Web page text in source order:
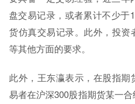
盘交易记录，或者累计不少于
货仿真交易记录。此外，投
等其他方面的要求。
此外，王东瀛表示，在股指
易者在沪深300股指期货某一